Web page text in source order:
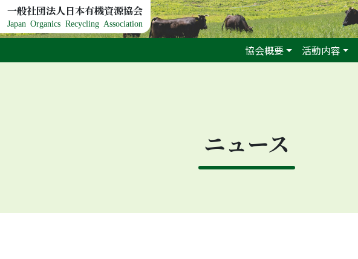
一般社団法人日本有機資源協会
Japan Organics Recycling Association
協会概要 活動内容
ニュース